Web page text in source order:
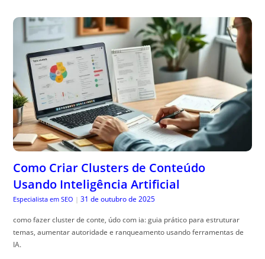
Como Criar Clusters de Conteúdo
Usando Inteligência Artificial
Especialista em SEO | 31 de outubro de 2025
como fazer cluster de conte, údo com ia: guia prático para estruturar
temas, aumentar autoridade e ranqueamento usando ferramentas de
IA.